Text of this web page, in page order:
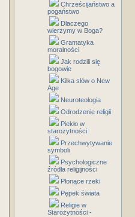
Chrześcijaństwo a
pogaństwo
Dlaczego
wierzymy w Boga?
Gramatyka
moralności
Jak rodzili się
bogowie
Kilka słów o New
Age
Neuroteologia
Odrodzenie religii
Piekło w
starożytności
Przechwytywanie
symboli
Psychologiczne
źródła religijności
Płonące rzeki
Pępek świata
Religie w
Starożytności -